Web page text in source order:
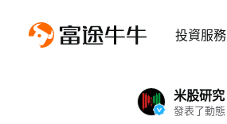
投資服務
米股研究
發表了動態